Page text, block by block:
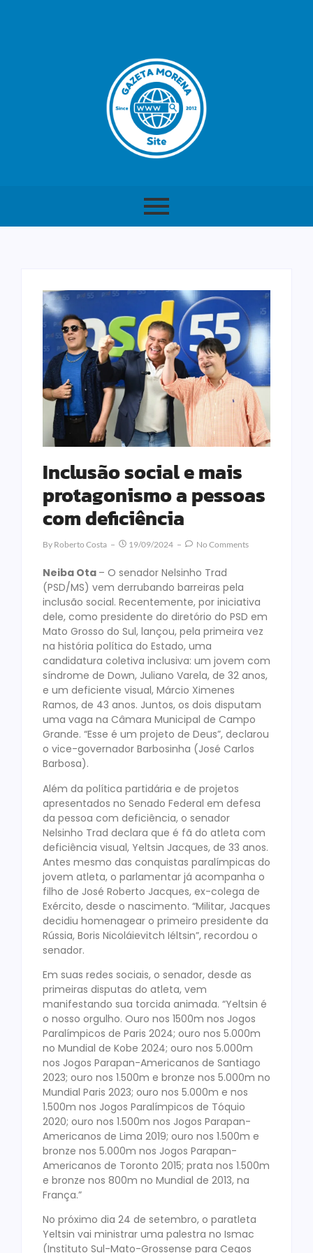
Inclusão social e mais
protagonismo a pessoas
com deficiência
By Roberto Costa 19/09/2024 No Comments
Neiba Ota – O senador Nelsinho Trad
(PSD/MS) vem derrubando barreiras pela
inclusão social. Recentemente, por iniciativa
dele, como presidente do diretório do PSD em
Mato Grosso do Sul, lançou, pela primeira vez
na história política do Estado, uma
candidatura coletiva inclusiva: um jovem com
síndrome de Down, Juliano Varela, de 32 anos,
e um deficiente visual, Márcio Ximenes
Ramos, de 43 anos. Juntos, os dois disputam
uma vaga na Câmara Municipal de Campo
Grande. “Esse é um projeto de Deus”, declarou
o vice-governador Barbosinha (José Carlos
Barbosa).
Além da política partidária e de projetos
apresentados no Senado Federal em defesa
da pessoa com deficiência, o senador
Nelsinho Trad declara que é fã do atleta com
deficiência visual, Yeltsin Jacques, de 33 anos.
Antes mesmo das conquistas paralímpicas do
jovem atleta, o parlamentar já acompanha o
filho de José Roberto Jacques, ex-colega de
Exército, desde o nascimento. “Militar, Jacques
decidiu homenagear o primeiro presidente da
Rússia, Boris Nicoláievitch Iéltsin”, recordou o
senador.
Em suas redes sociais, o senador, desde as
primeiras disputas do atleta, vem
manifestando sua torcida animada. “Yeltsin é
o nosso orgulho. Ouro nos 1500m nos Jogos
Paralímpicos de Paris 2024; ouro nos 5.000m
no Mundial de Kobe 2024; ouro nos 5.000m
nos Jogos Parapan-Americanos de Santiago
2023; ouro nos 1.500m e bronze nos 5.000m no
Mundial Paris 2023; ouro nos 5.000m e nos
1.500m nos Jogos Paralímpicos de Tóquio
2020; ouro nos 1.500m nos Jogos Parapan-
Americanos de Lima 2019; ouro nos 1.500m e
bronze nos 5.000m nos Jogos Parapan-
Americanos de Toronto 2015; prata nos 1.500m
e bronze nos 800m no Mundial de 2013, na
França.”
No próximo dia 24 de setembro, o paratleta
Yeltsin vai ministrar uma palestra no Ismac
(Instituto Sul-Mato-Grossense para Cegos